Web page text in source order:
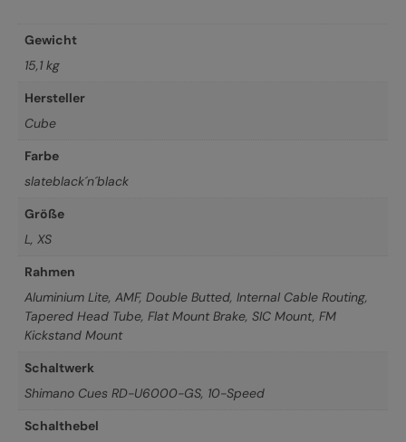
Gewicht
15,1 kg
Hersteller
Cube
Farbe
slateblack´n´black
Größe
L, XS
Rahmen
Aluminium Lite, AMF, Double Butted, Internal Cable Routing,
Tapered Head Tube, Flat Mount Brake, SIC Mount, FM
Kickstand Mount
Schaltwerk
Shimano Cues RD-U6000-GS, 10-Speed
Schalthebel